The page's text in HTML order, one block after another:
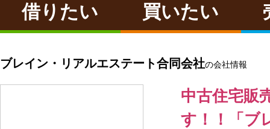
借りたい 買いたい
ブレイン・リアルエステート合同会社の会社情報
中古住宅販
す！！「ブ